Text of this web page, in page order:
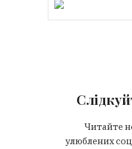
Читайте
улюблених